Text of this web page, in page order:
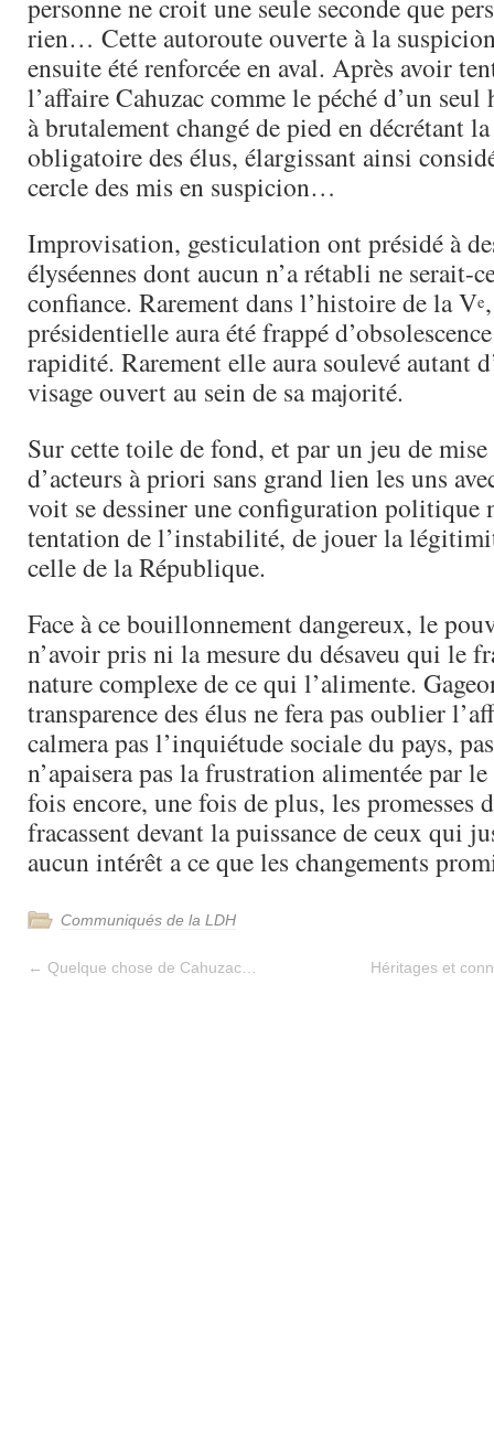
personne ne croit une seule seconde que
rien… Cette autoroute ouverte à la
ensuite été renforcée en aval. Après avoir
l’affaire Cahuzac comme le péché d’un
à brutalement changé de pied en décrétant
obligatoire des élus, élargissant ainsi
cercle des mis en suspicion…
Improvisation, gesticulation ont présidé à
élyséennes dont aucun n’a rétabli ne serait-
confiance. Rarement dans l’histoire de la Ve
présidentielle aura été frappé
rapidité. Rarement elle aura soulevé autant
visage ouvert au sein de sa majorité.
Sur cette toile de fond, et par un jeu de mise
d’acteurs à priori sans grand lien les uns
voit se dessiner une configuration politique
tentation de l’instabilité, de jouer la
celle de la République.
Face à ce bouillonnement dangereux, le
n’avoir pris ni la mesure du désaveu qui le
nature complexe de ce qui l’alimente.
transparence des élus ne fera pas oublier
calmera pas l’inquiétude sociale du pays,
n’apaisera pas la frustration alimentée par
fois encore, une fois de plus, les promesses
fracassent devant la puissance de ceux qui
aucun intérêt a ce que les changements
Communiqués de la LDH
← Quelque chose de Cahuzac… Héritages et